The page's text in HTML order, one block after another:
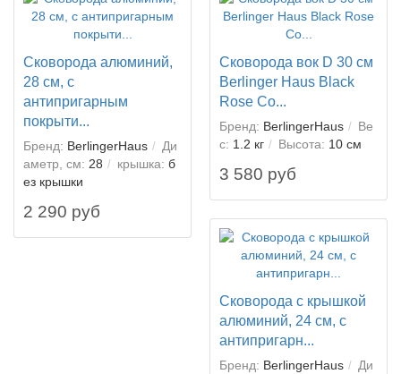
Сковорода алюминий,
28 см, с
антипригарным
покрыти...
Бренд: BerlingerHaus
Ди
аметр, см: 28 крышка: б
ез крышки
2 290 руб
Сковорода вок D 30 см
Berlinger Haus Black
Rose Co...
Бренд: BerlingerHaus
Ве
с: 1.2 кг Высота: 10 см
3 580 руб
Сковорода с крышкой
алюминий, 24 см, с
антипригарн...
Бренд: BerlingerHaus
Ди